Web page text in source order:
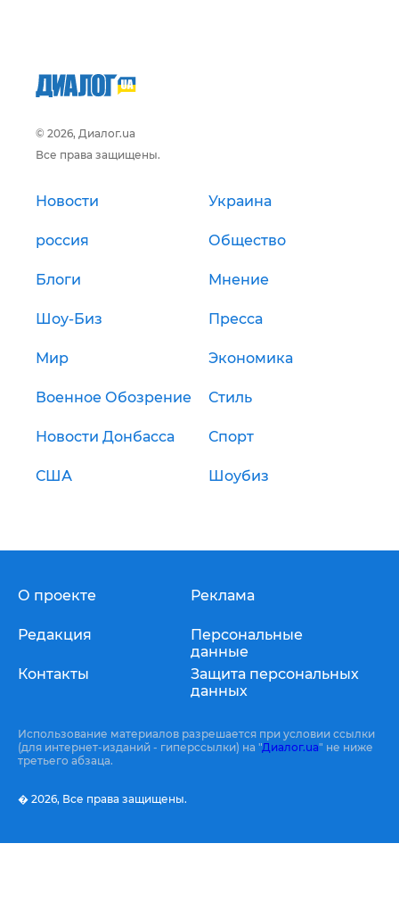
© 2026, Диалог.ua
Все права защищены.
Новости Украина
россия Общество
Блоги Мнение
Шоу-Биз Пресса
Мир Экономика
Военное Обозрение Стиль
Новости Донбасса Спорт
США Шоубиз
О проекте
Редакция
Контакты
Реклама
Персональные
данные
Защита персональных
данных
Использование материалов разрешается при условии ссылки
(для интернет-изданий - гиперссылки) на "Диалог.ua" не ниже
третьего абзаца.
� 2026, Все права защищены.